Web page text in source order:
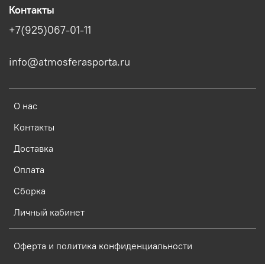
О нас
Контакты
Доставка
Оплата
Сборка
Личный кабинет
Оферта и политика конфиденциальности
Контакты
+7(925)067-01-11
info@atmosferasporta.ru